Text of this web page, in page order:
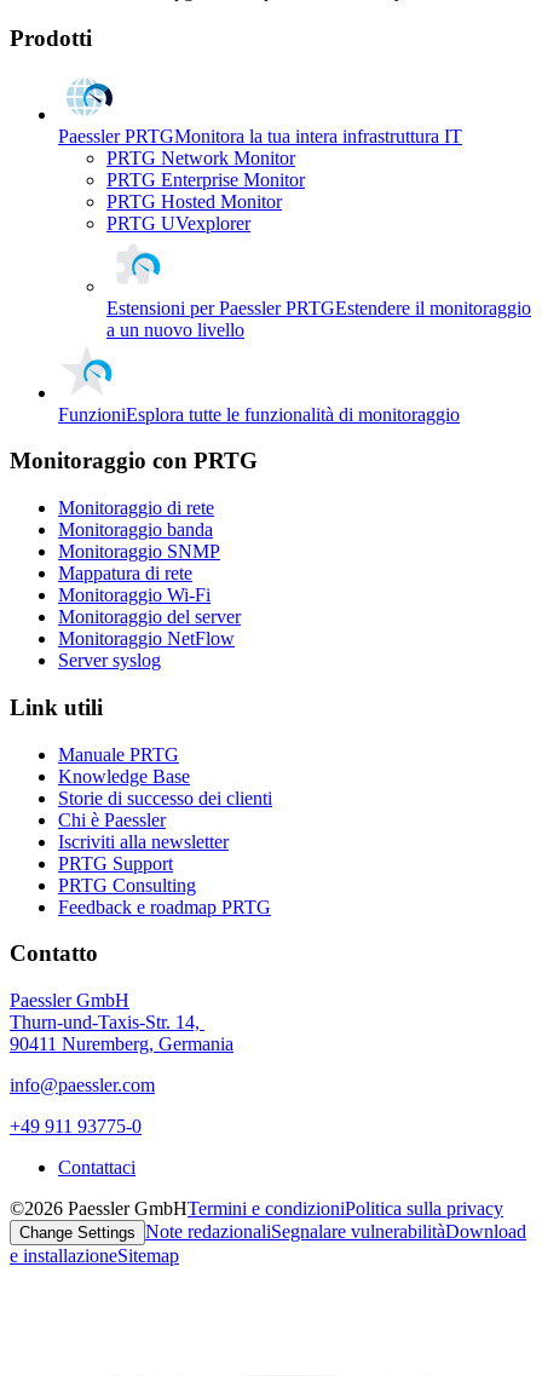
Prodotti
Paessler PRTGMonitora la tua intera infrastruttura IT
PRTG Network Monitor
PRTG Enterprise Monitor
PRTG Hosted Monitor
PRTG UVexplorer
Estensioni per Paessler PRTGEstendere il monitoraggio
a un nuovo livello
FunzioniEsplora tutte le funzionalità di monitoraggio
Monitoraggio con PRTG
Monitoraggio di rete
Monitoraggio banda
Monitoraggio SNMP
Mappatura di rete
Monitoraggio Wi-Fi
Monitoraggio del server
Monitoraggio NetFlow
Server syslog
Link utili
Manuale PRTG
Knowledge Base
Storie di successo dei clienti
Chi è Paessler
Iscriviti alla newsletter
PRTG Support
PRTG Consulting
Feedback e roadmap PRTG
Contatto
Paessler GmbH
Thurn-und-Taxis-Str. 14,
90411 Nuremberg, Germania
info@paessler.com
+49 911 93775-0
Contattaci
©2026 Paessler GmbHTermini e condizioniPolitica sulla privacy
Change Settings Note redazionaliSegnalare vulnerabilitàDownload
e installazioneSitemap